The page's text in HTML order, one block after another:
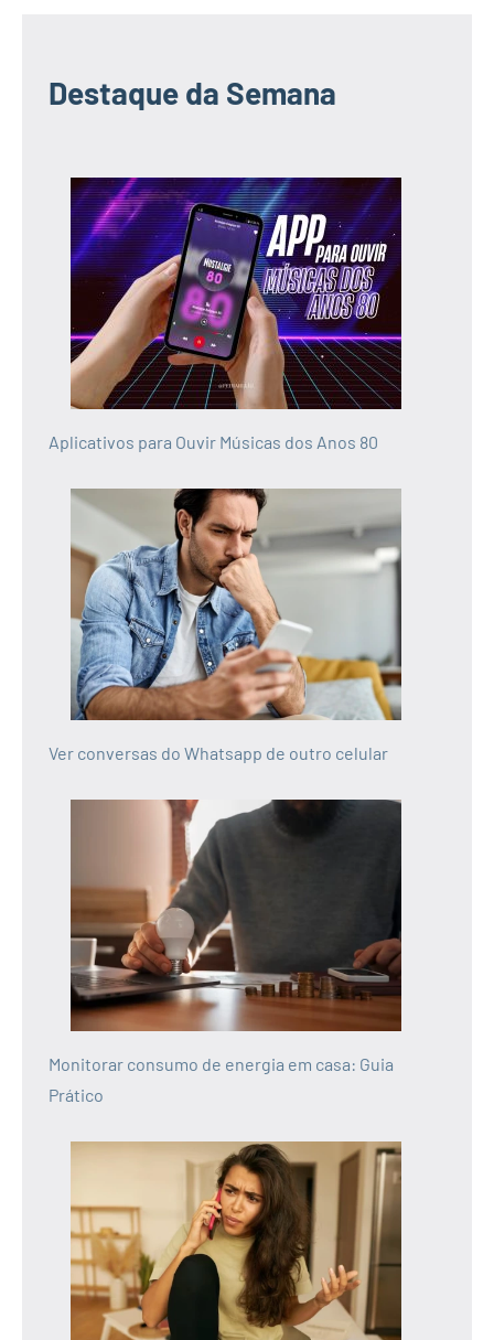
Destaque da Semana
Aplicativos para Ouvir Músicas dos Anos 80
Ver conversas do Whatsapp de outro celular
Monitorar consumo de energia em casa: Guia
Prático